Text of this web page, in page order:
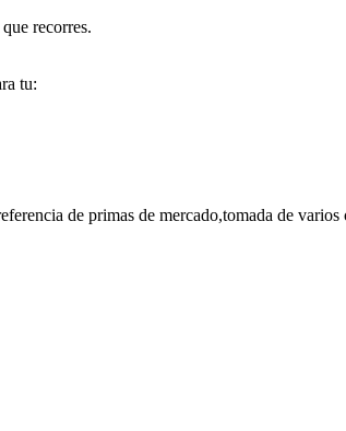
recorres.
tu:
de primas de mercado,tomada de